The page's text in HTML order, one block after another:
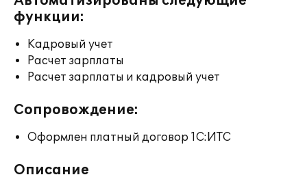
функции:
Кадровый учет
Расчет зарплаты
Расчет зарплаты и кадровый учет
Сопровождение:
Оформлен платный договор 1С:ИТС
Описание